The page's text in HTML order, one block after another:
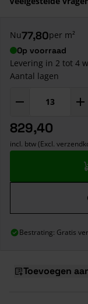
Nu77,80per m²
Op voorraad
Levering in 2 tot 4
Aantal lagen
829,40
incl. btw (Excl.
Bestrating: Gratis
Toevoegen